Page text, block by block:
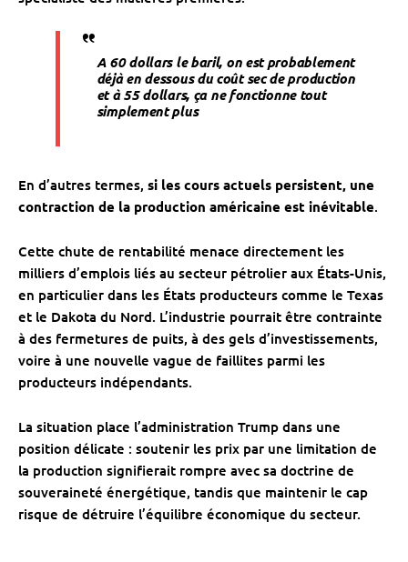
A 60 dollars le baril, on est probablement
déjà en dessous du coût sec de production
et à 55 dollars, ça ne fonctionne tout
simplement plus
En d’autres termes, si les cours actuels persistent, une
contraction de la production américaine est inévitable.
Cette chute de rentabilité menace directement les
milliers d’emplois liés au secteur pétrolier aux États-Unis,
en particulier dans les États producteurs comme le Texas
et le Dakota du Nord. L’industrie pourrait être contrainte
à des fermetures de puits, à des gels d’investissements,
voire à une nouvelle vague de faillites parmi les
producteurs indépendants.
La situation place l’administration Trump dans une
position délicate : soutenir les prix par une limitation de
la production signifierait rompre avec sa doctrine de
souveraineté énergétique, tandis que maintenir le cap
risque de détruire l’équilibre économique du secteur.